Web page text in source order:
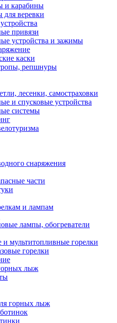
и карабины
для веревки
привязи
устройства и зажимы
каски
репшнуры
лесенки, самостраховки
и спусковые устройства
системы
снаряжения
части
и лампам
лампы, обогреватели
мультитопливные горелки
горелки
лыж
горных лыж